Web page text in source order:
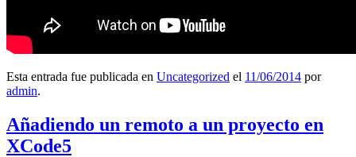
Esta entrada fue publicada en Uncategorized el 11/06/2014 por
admin.
Añadiendo un remoto a un proyecto en
XCode5